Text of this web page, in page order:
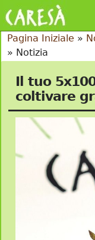
Pagina Iniziale »
» Notizia
Il tuo
coltivare